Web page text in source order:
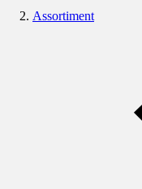
Assortiment